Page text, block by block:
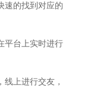
速的找到对应的
平台上实时进行
上进行交友，